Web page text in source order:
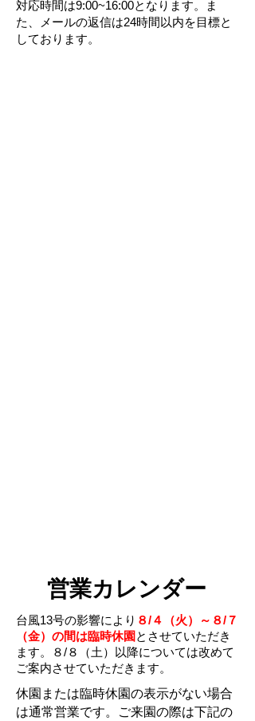
対応時間は9:00~16:00となります。ま
た、
メールの返信は24時間以内を目標と
しております。
営業カレンダー
​台風13号の影響により ８/４（火）～８/７
（金）の間は臨時休園 とさせていただき
ます。８/８（土）以降については改めて
ご案内させていただきます。
休園または臨時休園の表示がない場合
は通常営業です。ご来園の際は下記の